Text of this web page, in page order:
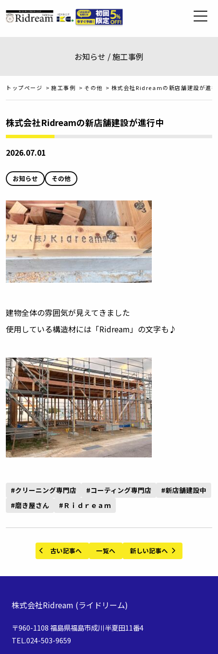
お知らせ / 施工事例
トップページ > 施工事例 > その他 > 株式会社Ridreamの新店舗建設が進
株式会社Ridreamの新店舗建設が進行中
2026.07.01
お知らせ その他
建物全体の雰囲気が見えてきました
使用している構造材には「Ridream 」の文字も♪
#クリーニング専門店 #コーティング専門店
#新店舗建設中
#磨き屋さん
#Ｒｉｄｒｅａｍ
古い記事へ 一覧へ 新しい記事へ
株式会社Ridream (ライドリーム)
〒960-1108 福島県福島市成川半夏田11番4
TEL.024-503-9659